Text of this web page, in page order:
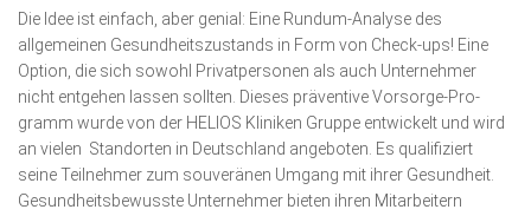
Allgemein
Sehen
Innovationen
Kampf gegen Krebs
Hören
Die Idee ist einfach, aber genial: Eine Rund­um-Analyse des
allgemeinen Ge­sundheits­zustands in Form von Check-ups! Eine
Option, die sich sowohl Privat­personen als auch Unter­nehmer
nicht entgehen lassen sollten. Dieses prä­ventive Vor­sorge-Pro­
gramm wurde von der HELIOS Kliniken Gruppe entwickelt und wird
an vielen Standorten in Deutsch­land angeboten. Es qualifiziert
seine Teil­nehmer zum souveränen Umgang mit ihrer Gesund­heit.
Gesund­heits­bewuss­te Unter­neh­mer bieten ihren Mitarbeitern